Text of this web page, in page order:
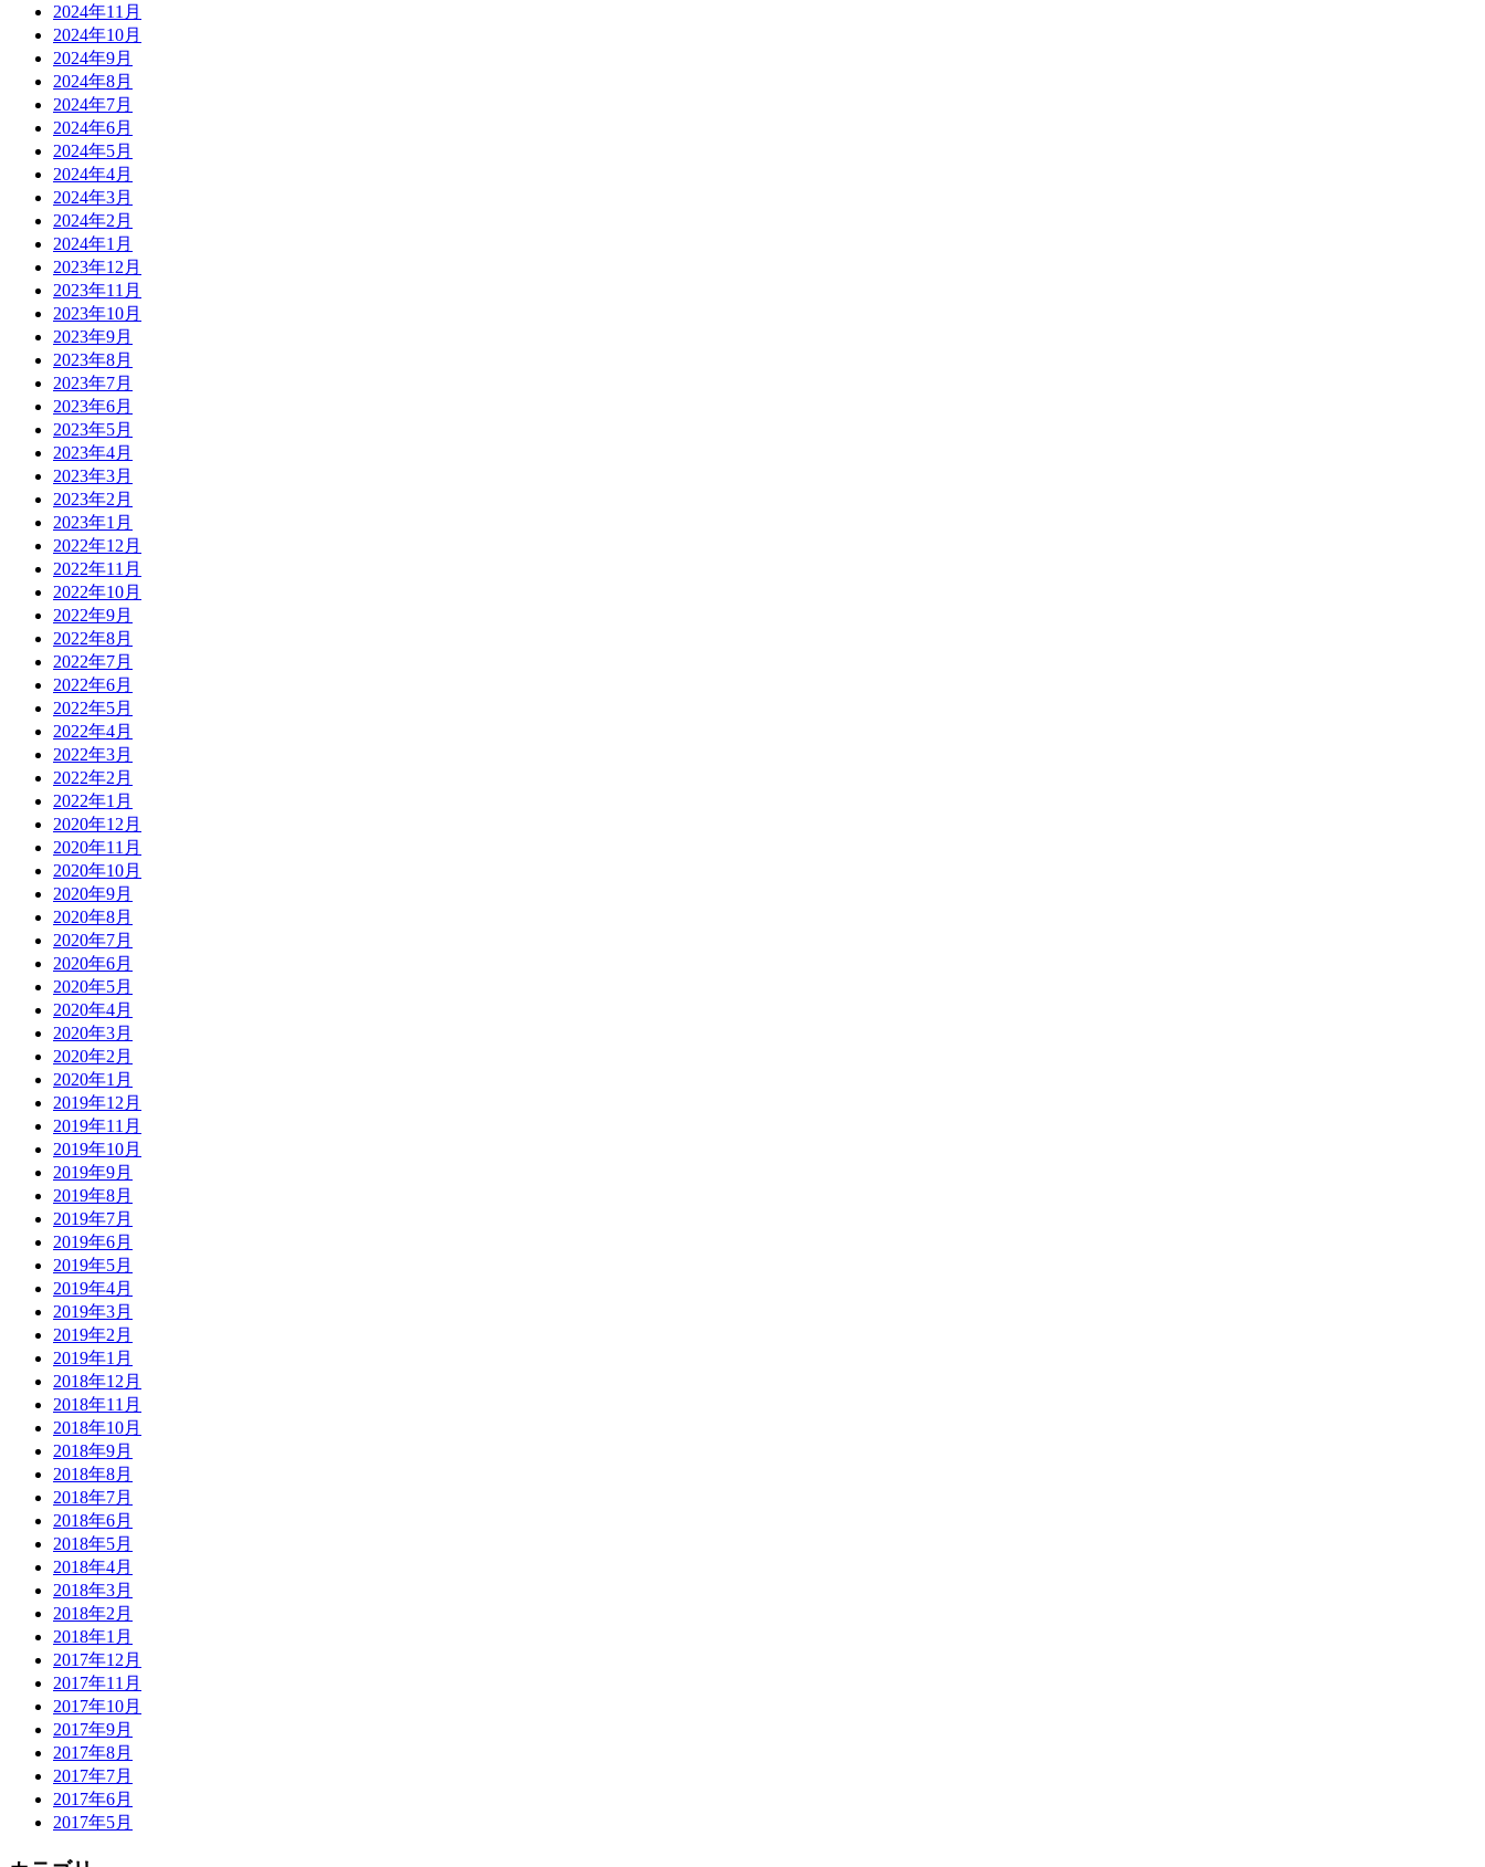
2024年11月
2024年10月
2024年9月
2024年8月
2024年7月
2024年6月
2024年5月
2024年4月
2024年3月
2024年2月
2024年1月
2023年12月
2023年11月
2023年10月
2023年9月
2023年8月
2023年7月
2023年6月
2023年5月
2023年4月
2023年3月
2023年2月
2023年1月
2022年12月
2022年11月
2022年10月
2022年9月
2022年8月
2022年7月
2022年6月
2022年5月
2022年4月
2022年3月
2022年2月
2022年1月
2020年12月
2020年11月
2020年10月
2020年9月
2020年8月
2020年7月
2020年6月
2020年5月
2020年4月
2020年3月
2020年2月
2020年1月
2019年12月
2019年11月
2019年10月
2019年9月
2019年8月
2019年7月
2019年6月
2019年5月
2019年4月
2019年3月
2019年2月
2019年1月
2018年12月
2018年11月
2018年10月
2018年9月
2018年8月
2018年7月
2018年6月
2018年5月
2018年4月
2018年3月
2018年2月
2018年1月
2017年12月
2017年11月
2017年10月
2017年9月
2017年8月
2017年7月
2017年6月
2017年5月